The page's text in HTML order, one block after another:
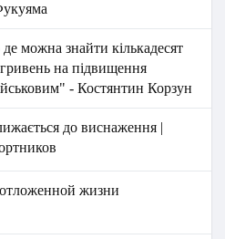
можна знайти кількадесят
гривень на підвищення
- Костянтин Корзун
до виснаження |
жизни